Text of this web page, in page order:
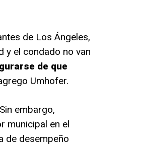
de Los Ángeles,
y el condado no van
de que
Umhofer.
embargo,
municipal en el
de desempeño